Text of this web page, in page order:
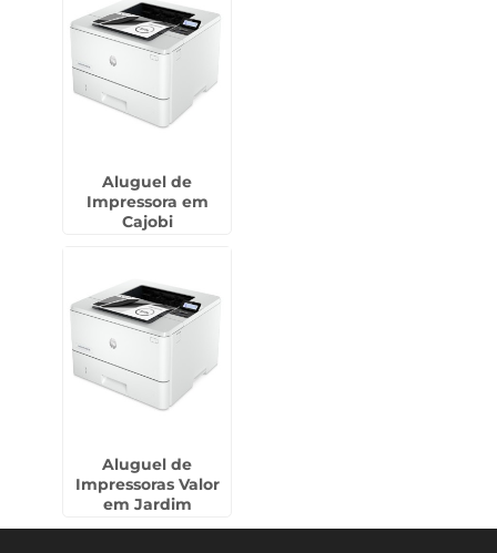
Aluguel de
Impressora em
Cajobi
Aluguel de
Impressoras Valor
em Jardim
Presidente Dutra -